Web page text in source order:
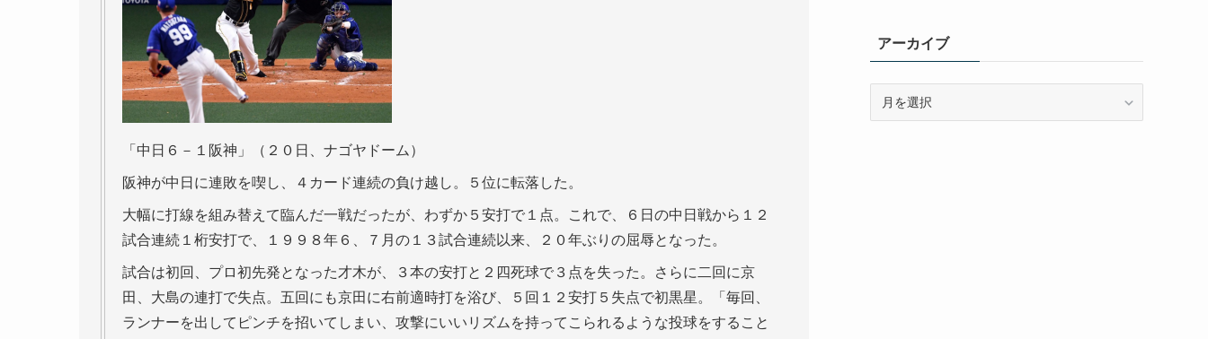
「中日６－１阪神」（２０日、ナゴヤドーム）
阪神が中日に連敗を喫し、４カード連続の負け越し。５位に転落した。
大幅に打線を組み替えて臨んだ一戦だったが、わずか５安打で１点。これで、６日の中日戦から１２
試合連続１桁安打で、１９９８年６、７月の１３試合連続以来、２０年ぶりの屈辱となった。
試合は初回、プロ初先発となった才木が、３本の安打と２四死球で３点を失った。さらに二回に京
田、大島の連打で失点。五回にも京田に右前適時打を浴び、５回１２安打５失点で初黒星。「毎回、
ランナーを出してピンチを招いてしまい、攻撃にいいリズムを持ってこられるような投球をすること
ーアーカイブ